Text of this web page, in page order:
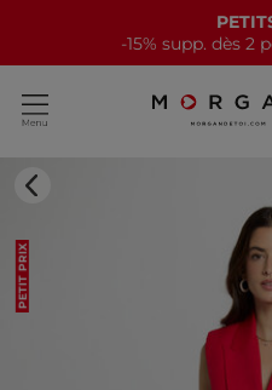
-15% supp. dès 2
PETIT PRIX